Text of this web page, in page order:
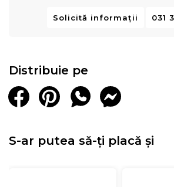
Solicită informații 031
Distribuie pe
S-ar putea să-ți placă și